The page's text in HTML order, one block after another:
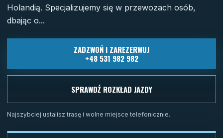
Holandią. Specjalizujemy się w przewozach osób,
dbając o...
ZADZWOŃ I ZAREZERWUJ
+48 531 982 982
SPRAWDŹ ROZKŁAD JAZDY
Najszybciej ustalisz trasę i wolne miejsce telefonicznie.